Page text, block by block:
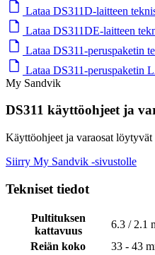
Lataa DS311D-laitteen
Lataa DS311DE-laitteen
Lataa DS311-peruspaketin
Lataa DS311-peruspaketin
My Sandvik
DS311 käyttöohjeet ja
Käyttöohjeet ja varaosat
Siirry My Sandvik -sivustolle
Tekniset tiedot
Pultituksen
kattavuus
6.3 / 2.1
Reiän koko
33 - 43